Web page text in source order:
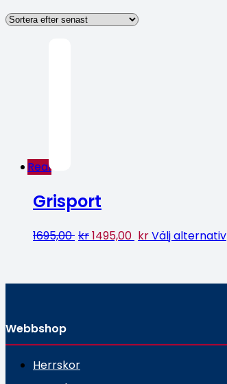
Rea!
Grisport
1695,00 kr1495,00 krVälj alternativ
Webbshop
Herrskor